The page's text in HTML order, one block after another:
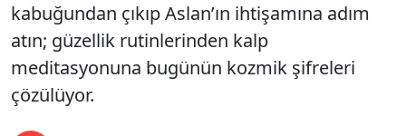
kabuğundan çıkıp Aslan’ın ihtişamına adım
atın; güzellik rutinlerinden kalp
meditasyonuna bugünün kozmik şifreleri
çözülüyor.